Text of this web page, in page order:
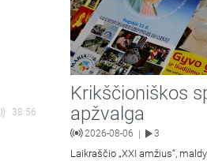
38:56
Krikščioniškos
apžvalga
2026-08-06 | 3
Laikraščio „XXI amžius“,